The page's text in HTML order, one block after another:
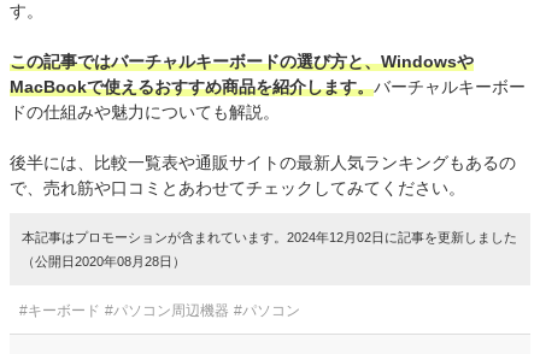
す。
この記事ではバーチャルキーボードの選び方と、Windowsや
MacBookで使えるおすすめ商品を紹介します。バーチャルキーボー
ドの仕組みや魅力についても解説。
後半には、比較一覧表や通販サイトの最新人気ランキングもあるの
で、売れ筋や口コミとあわせてチェックしてみてください。
本記事はプロモーションが含まれています。2024年12月02日に記事を更新しました
（公開日2020年08月28日）
#キーボード #パソコン周辺機器 #パソコン